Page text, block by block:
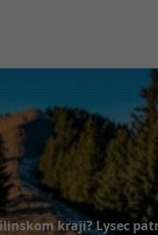
kraji? Lysec